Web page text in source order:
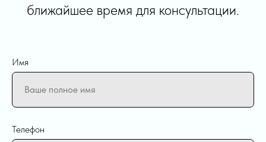
ближайшее время для консультации.
Имя
Телефон